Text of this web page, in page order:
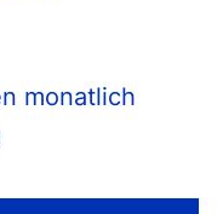
monatlich